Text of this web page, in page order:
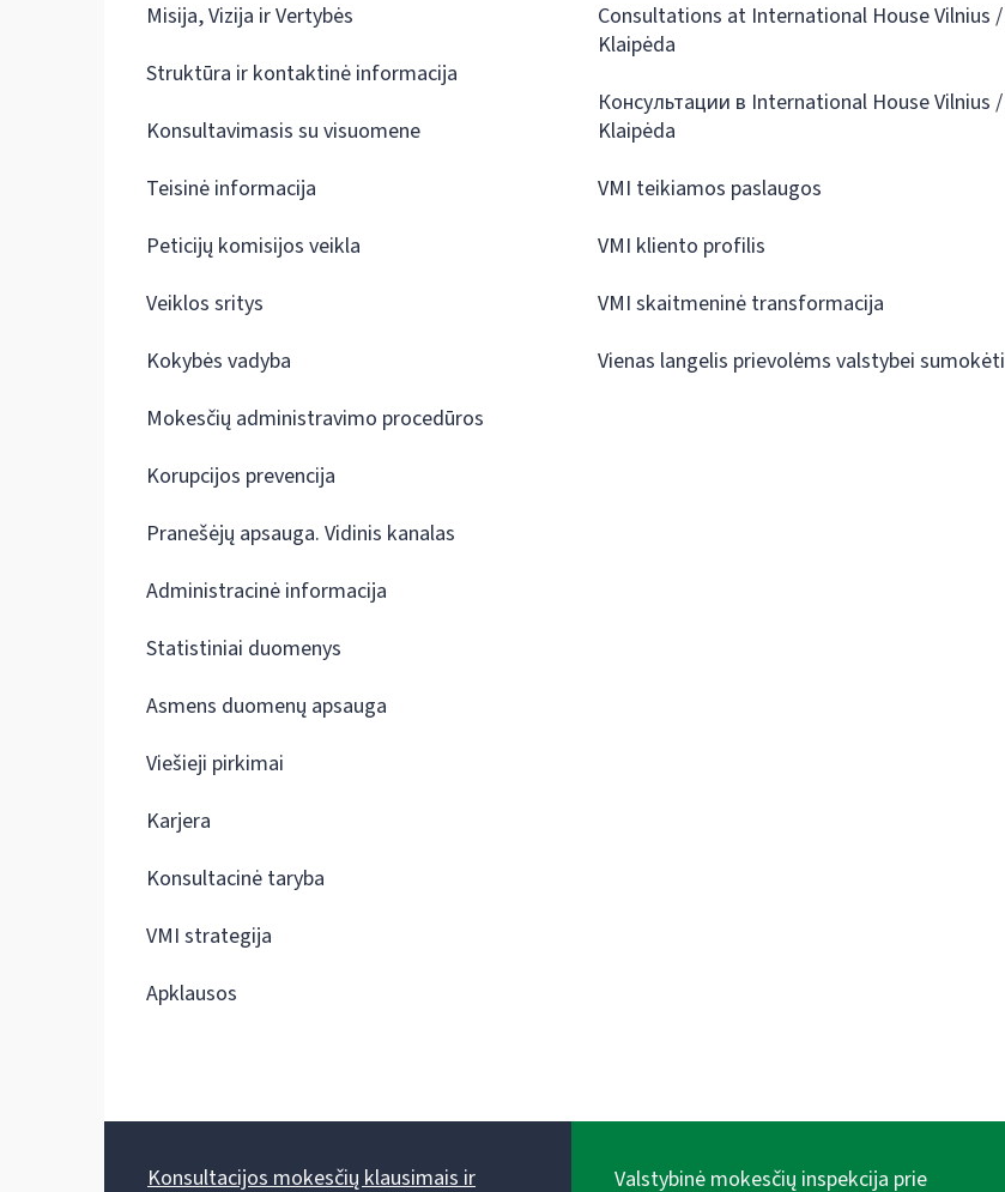
Misija, Vizija ir Vertybės
Struktūra ir kontaktinė informacija
Konsultavimasis su visuomene
Teisinė informacija
Peticijų komisijos veikla
Veiklos sritys
Kokybės vadyba
Mokesčių administravimo procedūros
Korupcijos prevencija
Pranešėjų apsauga. Vidinis kanalas
Administracinė informacija
Statistiniai duomenys
Asmens duomenų apsauga
Viešieji pirkimai
Karjera
Konsultacinė taryba
VMI strategija
Apklausos
Consultations at International House Vilnius /
Klaipėda
Консультации в International House Vilnius /
Klaipėda
VMI teikiamos paslaugos
VMI kliento profilis
VMI skaitmeninė transformacija
Vienas langelis prievolėms valstybei sumokėti
Konsultacijos mokesčių klausimais ir Valstybinė mokesčių inspekcija prie